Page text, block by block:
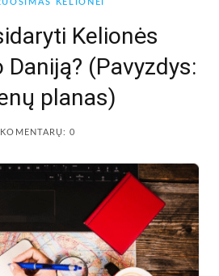
o r
KELIONEI
Kelionės
(Pavyzdys:
planas)
KOMENTARŲ: 0